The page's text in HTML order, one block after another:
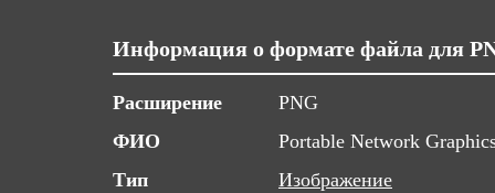
Информация о формате файла для
Расширение
PNG
ФИО
Portable Network
Тип
Изображение